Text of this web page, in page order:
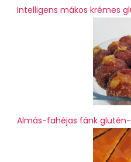
Intelligens mákos krémes
Almás-fahéjas fánk